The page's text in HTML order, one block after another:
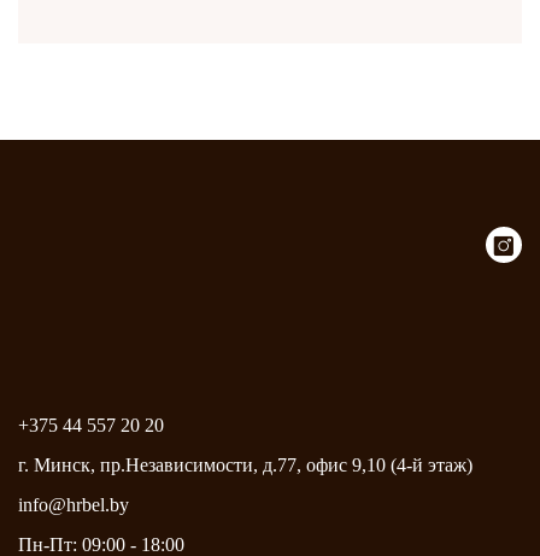
+375 44 557 20 20
г. Минск, пр.Независимости, д.77, офис 9,10 (4-й этаж)
info@hrbel.by
Пн-Пт: 09:00 - 18:00